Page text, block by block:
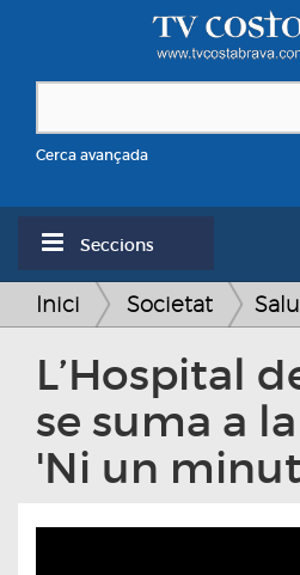
Cerca avançada
Seccions
Inici Societat
L’Hospital
se suma a
'Ni un